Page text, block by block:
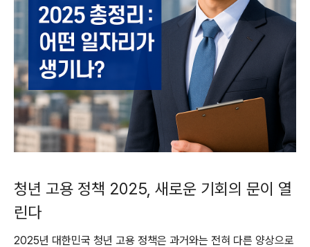
청년 고용 정책 2025, 새로운 기회의 문이 열
린다
2025년 대한민국 청년 고용 정책은 과거와는 전혀 다른 양상으로